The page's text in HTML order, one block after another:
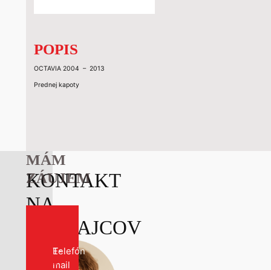
11 €.8 €.
POPIS
OCTAVIA 2004 – 2013
Prednej kapoty
KONTAKT
NA
PREDAJCOV
MÁM
ZÁUJEM
Kontakt
pri
E-
mail
Telefón
*